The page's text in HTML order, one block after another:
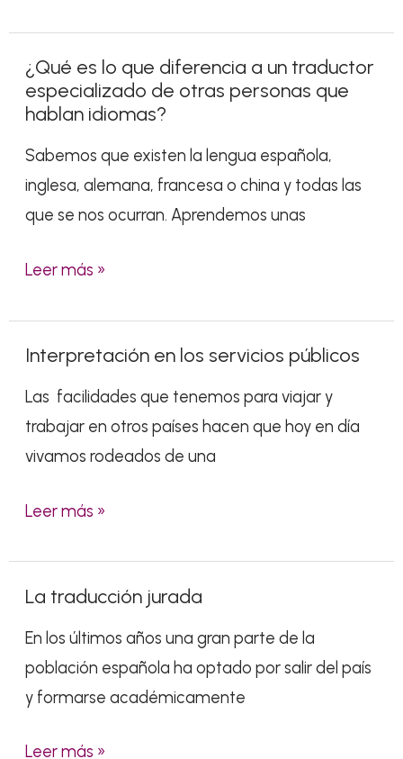
¿Qué es lo que diferencia a un traductor
especializado de otras personas que
hablan idiomas?
Sabemos que existen la lengua española,
inglesa, alemana, francesa o china y todas las
que se nos ocurran. Aprendemos unas
¿Qué
es
que
diferencia
a
traductor
otras
personas
que
hablan
Leer más »
Interpretación en los servicios públicos
Las facilidades que tenemos para viajar y
trabajar en otros países hacen que hoy en día
vivamos rodeados de una
Interpretación
en
los
servicios
Leer más »
La traducción jurada
En los últimos años una gran parte de la
población española ha optado por salir del país
y formarse académicamente
La
traducción
jurada
Leer más »